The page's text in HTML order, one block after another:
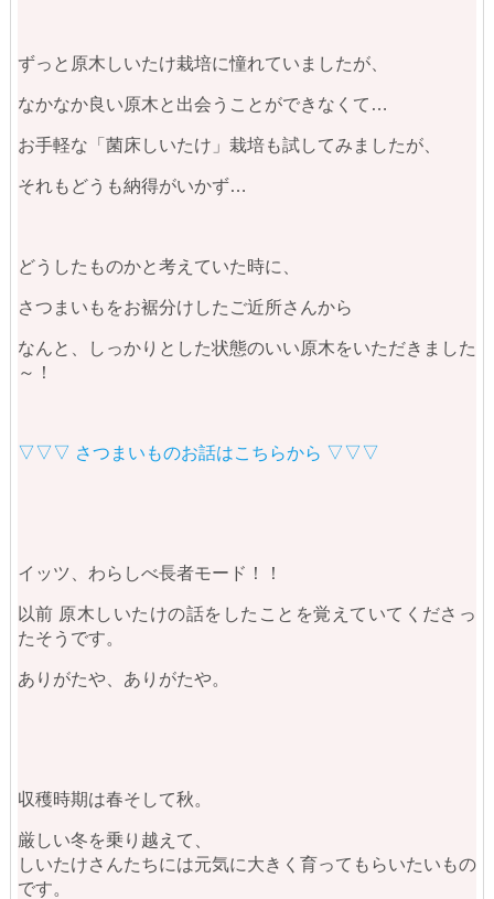
ずっと原木しいたけ栽培に憧れていましたが、
なかなか良い原木と出会うことができなくて…
お手軽な「菌床しいたけ」栽培も試してみましたが、
それもどうも納得がいかず…
どうしたものかと考えていた時に、
さつまいもをお裾分けしたご近所さんから
なんと、しっかりとした状態のいい原木をいただきました
～！
▽▽▽ さつまいものお話はこちらから ▽▽▽
イッツ、わらしべ長者モード！！
以前 原木しいたけの話をしたことを覚えていてくださっ
たそうです。
ありがたや、ありがたや。
収穫時期は春そして秋。
厳しい冬を乗り越えて、
しいたけさんたちには元気に大きく育ってもらいたいもの
です。